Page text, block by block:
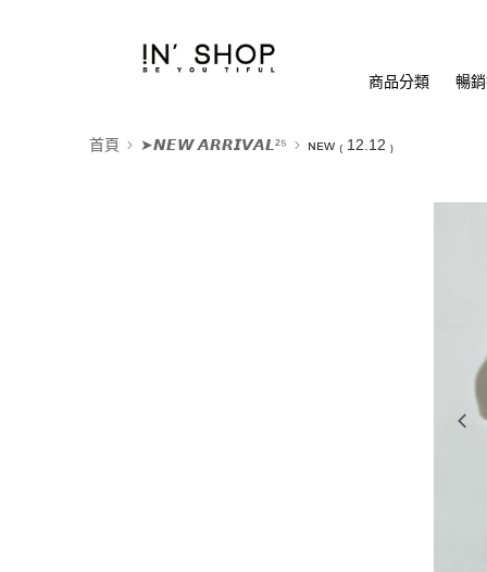
商品分類 暢
首頁 ➤𝙉𝙀𝙒 𝘼𝙍𝙍𝙄𝙑𝘼𝙇²⁵ ɴᴇᴡ ₍ 12.12 ₎